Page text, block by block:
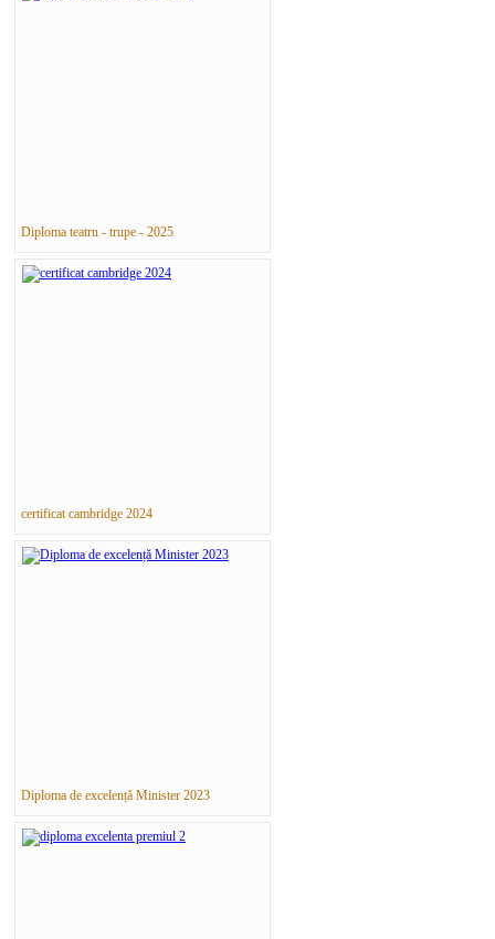
Diploma teatru - trupe - 2025
certificat cambridge 2024
Diploma de excelență Minister 2023